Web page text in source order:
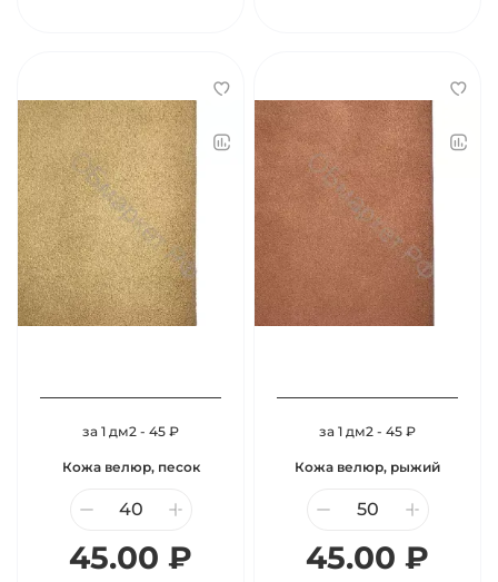
за 1 дм2 - 45 ₽
Кожа велюр, песок
45.00 ₽
за 1 дм2 - 45 ₽
Кожа велюр, рыжий
45.00 ₽